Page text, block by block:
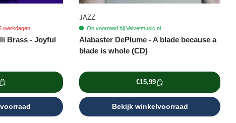
werkdagen
Brass - Joyful
JAZZ
Op voorraad bij Velvetmusic.nl
Alabaster DePlume - A blade because a
blade is whole (CD)
€15,99
Bekijk winkelvoorraad